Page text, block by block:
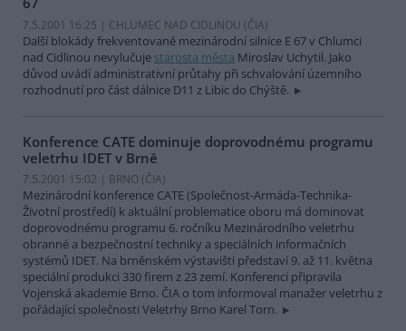
7.5.2001 16:25 | CHLUMEC NAD CIDLINOU (ČIA)
Další blokády frekventované mezinárodní silnice E 67 v Chlumci
nad Cidlinou nevylučuje starosta města Miroslav Uchytil. Jako
důvod uvádí administrativní průtahy při schvalování územního
rozhodnutí pro část dálnice D11 z Libic do Chýště.
Konference CATE dominuje doprovodnému programu
veletrhu IDET v Brně
7.5.2001 15:02 | BRNO (ČIA)
Mezinárodní konference CATE (Společnost-Armáda-Technika-
Životní prostředí) k aktuální problematice oboru má dominovat
doprovodnému programu 6. ročníku Mezinárodního veletrhu
obranné a bezpečnostní techniky a speciálních informačních
systémů IDET. Na brněnském výstavišti představí 9. až 11. května
speciální produkci 330 firem z 23 zemí. Konferenci připravila
Vojenská akademie Brno. ČIA o tom informoval manažer veletrhu z
pořádající společnosti Veletrhy Brno Karel Torn.